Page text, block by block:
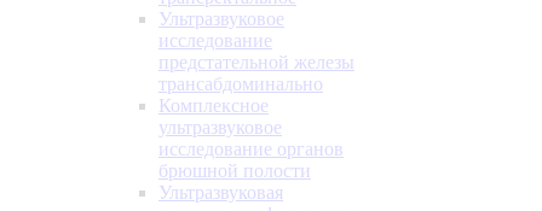
Ультразвуковое
исследование
предстательной железы
трансабдоминально
Комплексное
ультразвуковое
исследование органов
брюшной полости
Ультразвуковая